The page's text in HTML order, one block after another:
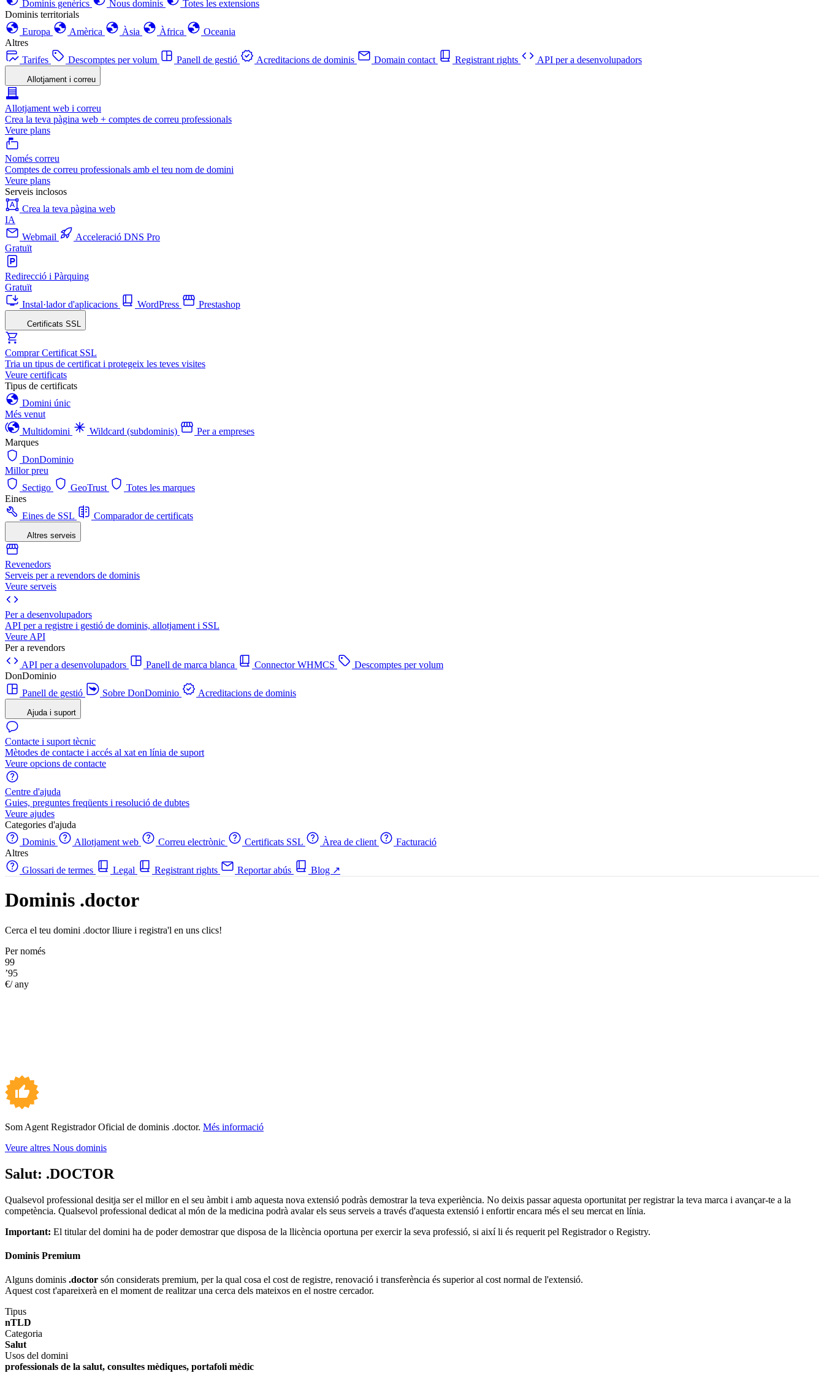
Dominis genèrics Nous dominis
Totes les extensions
Dominis territorials
Europa
Amèrica Àsia Àfrica
Oceania
Altres
Tarifes
Descomptes per volum Panell de gestió Acreditacions de dominis Domain contact Registrant rights API per a desenvolupadors
Allotjament i correu
Allotjament web i correu
Crea la teva pàgina web + comptes de correu professionals
Veure plans
Només correu
Comptes de correu professionals amb el teu nom de domini
Veure plans
Serveis inclosos
Crea la teva pàgina web
IA
Webmail
Acceleració DNS Pro
Gratuït
Redirecció i Pàrquing
Gratuït
Instal·lador d'aplicacions
WordPress Prestashop
Certificats SSL
Comprar Certificat SSL
Tria un tipus de certificat i protegeix les teves visites
Veure certificats
Tipus de certificats
Domini únic
Més venut
Multidomini
Wildcard (subdominis)
Per a empreses
Marques
DonDominio
Millor preu
Sectigo
GeoTrust
Totes les marques
Eines
Eines de SSL
Comparador de certificats
Altres serveis
Revenedors
Serveis per a revendors de dominis
Veure serveis
Per a desenvolupadors
API per a registre i gestió de dominis, allotjament i SSL
Veure API
Per a revendors
API per a desenvolupadors
Panell de marca blanca Connector WHMCS
Descomptes per volum
DonDominio
Panell de gestió
Sobre DonDominio Acreditacions de dominis
Ajuda i suport
Contacte i suport tècnic
Mètodes de contacte i accés al xat en línia de suport
Veure opcions de contacte
Centre d'ajuda
Guies, preguntes freqüents i resolució de dubtes
Veure ajudes
Categories d'ajuda
Dominis
Allotjament web Correu electrònic Certificats SSL Àrea de client
Facturació
Altres
Glossari de termes
Legal Registrant rights Reportar abús Blog ↗
Dominis .doctor
Cerca el teu domini .doctor lliure i registra'l en uns clics!
Per només
99
’95
€/ any
Som Agent Registrador Oficial de dominis .doctor. Més informació
Veure altres Nous dominis
Salut: .DOCTOR
Qualsevol professional desitja ser el millor en el seu àmbit i amb aquesta nova extensió podràs demostrar la teva experiència. No deixis passar aquesta oportunitat per registrar la teva marca i avançar-te a la
competència. Qualsevol professional dedicat al món de la medicina podrà avalar els seus serveis a través d'aquesta extensió i enfortir encara més el seu mercat en línia.
Important: El titular del domini ha de poder demostrar que disposa de la llicència oportuna per exercir la seva professió, si així li és requerit pel Registrador o Registry.
Dominis Premium
Alguns dominis .doctor són considerats premium, per la qual cosa el cost de registre, renovació i transferència és superior al cost normal de l'extensió.
Aquest cost t'apareixerà en el moment de realitzar una cerca dels mateixos en el nostre cercador.
Tipus
nTLD
Categoria
Salut
Usos del domini
professionals de la salut, consultes mèdiques, portafoli mèdic